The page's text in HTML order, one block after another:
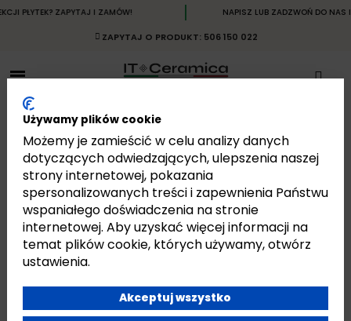
PŁYTEK? ZAPYTAJ I ZAMÓW! NAPISZ LUB ZADZWOŃ DO NAS I
ZAPYTAJ O PRODUKT: 506 150 022
SALENTO
Strona główna Płytki Płytki Włoskie Płytki Desvres Ariana
Używamy plików cookie
Możemy je zamieścić w celu analizy danych
dotyczących odwiedzających, ulepszenia naszej
strony internetowej, pokazania
spersonalizowanych treści i zapewnienia Państwu
wspaniałego doświadczenia na stronie
internetowej. Aby uzyskać więcej informacji na
temat plików cookie, których używamy, otwórz
ustawienia.
Akceptuj wszystko